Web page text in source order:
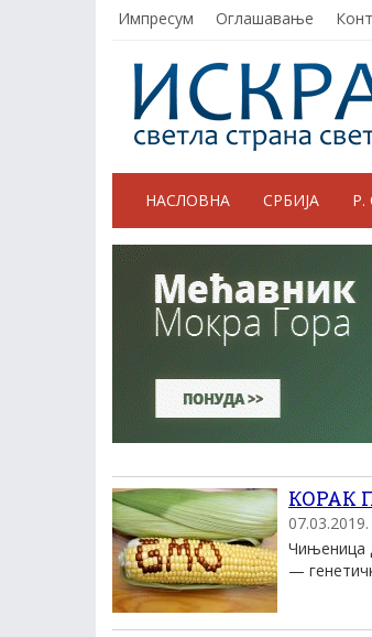
Импресум Оглашавање
НАСЛОВНА СРБИЈА Р.
КОРАК
Чињеница
—